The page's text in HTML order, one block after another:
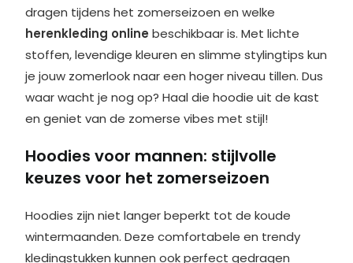
dragen tijdens het zomerseizoen en welke
herenkleding online beschikbaar is. Met lichte
stoffen, levendige kleuren en slimme stylingtips kun
je jouw zomerlook naar een hoger niveau tillen. Dus
waar wacht je nog op? Haal die hoodie uit de kast
en geniet van de zomerse vibes met stijl!
Hoodies voor mannen: stijlvolle
keuzes voor het zomerseizoen
Hoodies zijn niet langer beperkt tot de koude
wintermaanden. Deze comfortabele en trendy
kledingstukken kunnen ook perfect gedragen